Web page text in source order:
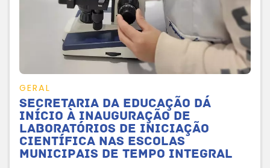
GERAL
Secretaria da Educação dá
início à inauguração de
Laboratórios de Iniciação
Científica nas escolas
municipais de tempo integral